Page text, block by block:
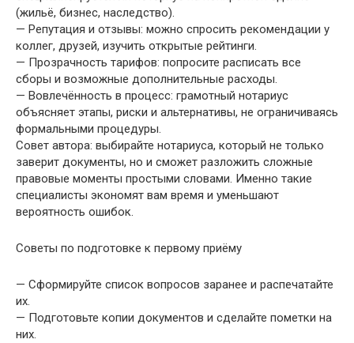
(жильё, бизнес, наследство).
— Репутация и отзывы: можно спросить рекомендации у
коллег, друзей, изучить открытые рейтинги.
— Прозрачность тарифов: попросите расписать все
сборы и возможные дополнительные расходы.
— Вовлечённость в процесс: грамотный нотариус
объясняет этапы, риски и альтернативы, не ограничиваясь
формальными процедуры.
Совет автора: выбирайте нотариуса, который не только
заверит документы, но и сможет разложить сложные
правовые моменты простыми словами. Именно такие
специалисты экономят вам время и уменьшают
вероятность ошибок.
Советы по подготовке к первому приёму
— Сформируйте список вопросов заранее и распечатайте
их.
— Подготовьте копии документов и сделайте пометки на
них.